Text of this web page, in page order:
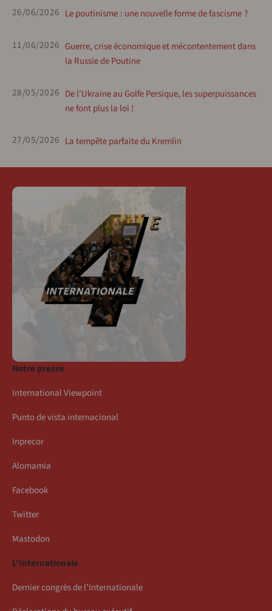
26/06/2026 Le poutinisme : une nouvelle forme de fascisme ?
11/06/2026 Guerre, crise économique et mécontentement dans
la Russie de Poutine
28/05/2026 De l’Ukraine au Golfe Persique, les superpuissances
ne font plus la loi !
27/05/2026 La tempête parfaite du Kremlin
Notre presse
International Viewpoint
Punto de vista internacional
Inprecor
Alomamia
Facebook
Twitter
Mastodon
L’Internationale
Dernier congrès de l’Internationale